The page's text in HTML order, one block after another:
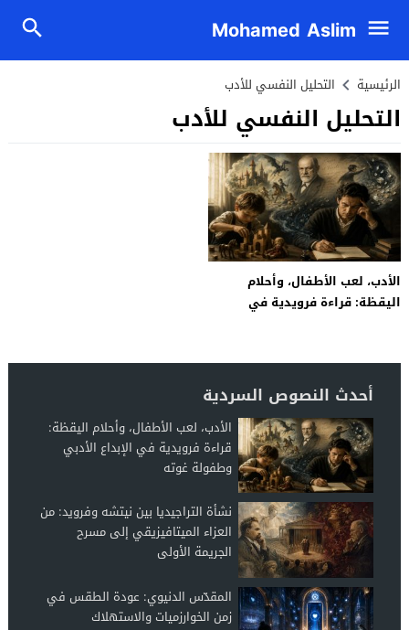
Mohamed Aslim
الرئيسية التحليل النفسي للأدب
التحليل النفسي للأدب
الأدب، لعب الأطفال، وأحلام
اليقظة: قراءة فرويدية في
أحدث النصوص السردية
الأدب، لعب الأطفال، وأحلام اليقظة:
قراءة فرويدية في الإبداع الأدبي
وطفولة غوته
نشأة التراجيديا بين نيتشه وفرويد: من
العزاء الميتافيزيقي إلى مسرح
الجريمة الأولى
المقدّس الدنيوي: عودة الطقس في
زمن الخوارزميات والاستهلاك